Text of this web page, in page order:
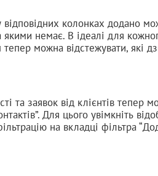
відповідних колонках додано
якими немає. В ідеалі для
можна відстежувати, які
та заявок від клієнтів
Для цього увімкніть
на вкладці фільтра